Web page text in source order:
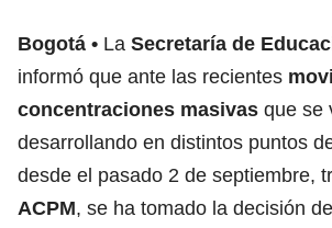
Bogotá La Secretaría de
informó que ante las recientes
concentraciones masivas que se
desarrollando en distintos puntos
desde el pasado 2 de septiembre,
ACPM, se ha tomado la decisión